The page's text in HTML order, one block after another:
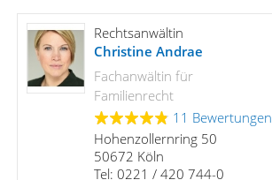
Rechtsanwältin
Christine Andrae
Fachanwältin für
Familienrecht
11 Bewertungen
Hohenzollernring 50
50672 Köln
Tel: 0221 / 420 744-0